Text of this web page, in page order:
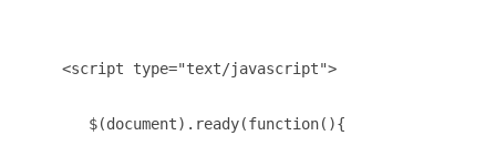
<script type="text/javascript">
$(document).ready(function(){